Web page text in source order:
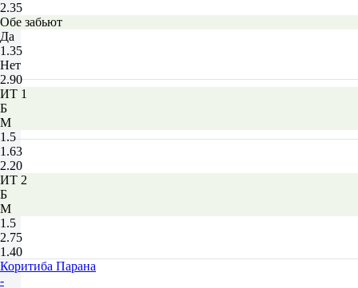
2.35
Обе забьют
Да
1.35
Нет
2.90
ИТ 1
Б
М
1.5
1.63
2.20
ИТ 2
Б
М
1.5
2.75
1.40
Коритиба Парана
-